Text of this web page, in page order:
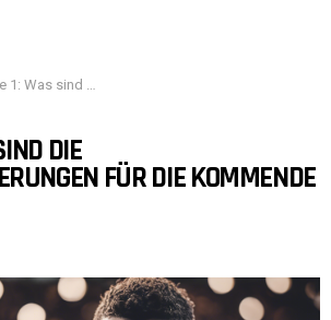
Herausforderungen für die kommende Saison?
DIE
FÜR DIE KOMMENDE